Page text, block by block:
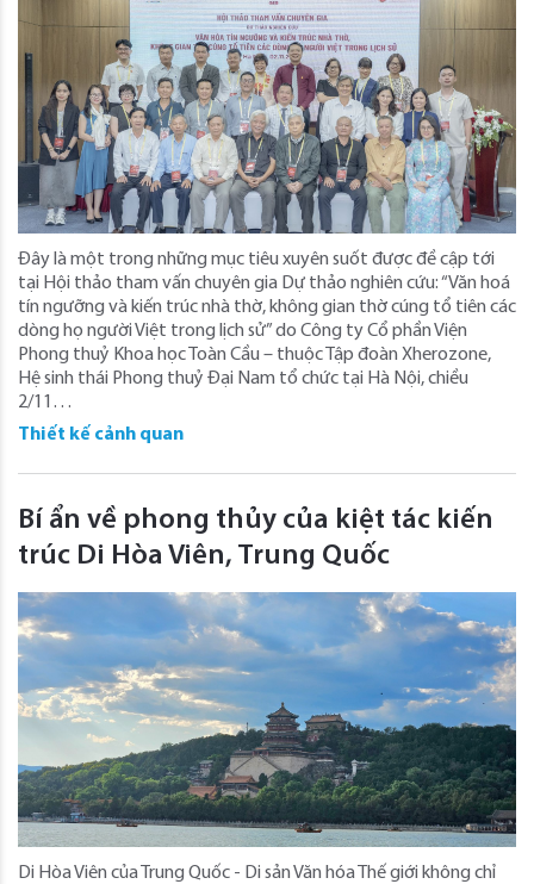
Đây là một trong những mục tiêu xuyên suốt được đề cập tới
tại Hội thảo tham vấn chuyên gia Dự thảo nghiên cứu: “Văn hoá
tín ngưỡng và kiến trúc nhà thờ, không gian thờ cúng tổ tiên các
dòng họ người Việt trong lịch sử” do Công ty Cổ phần Viện
Phong thuỷ Khoa học Toàn Cầu – thuộc Tập đoàn Xherozone,
Hệ sinh thái Phong thuỷ Đại Nam tổ chức tại Hà Nội, chiều
2/11…
Thiết kế cảnh quan
Bí ẩn về phong thủy của kiệt tác kiến
trúc Di Hòa Viên, Trung Quốc
Di Hòa Viên của Trung Quốc - Di sản Văn hóa Thế giới không chỉ